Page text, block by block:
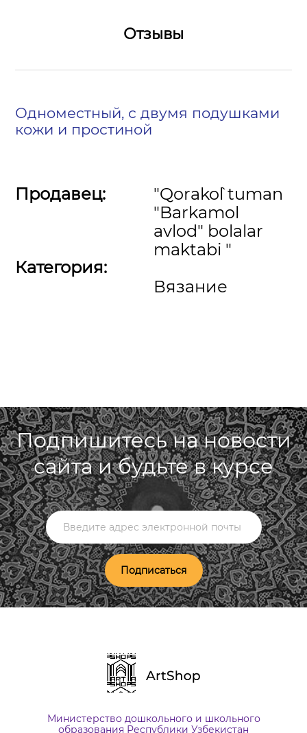
Отзывы
Одноместный, с двумя подушками
кожи и простиной
Продавец:
Категория:
"Qorako`l tuman
"Barkamol
avlod" bolalar
maktabi "
Вязание
Подпишитесь на новости
сайта и будьте в курсе
Подписаться
Министерство дошкольного и школьного
образования Республики Узбекистан